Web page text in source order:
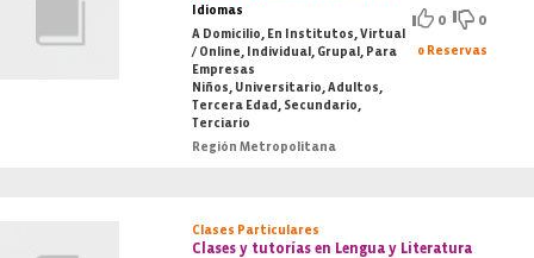
Idiomas
A Domicilio, En Institutos, Virtual
/ Online, Individual, Grupal, Para
Empresas
Niños, Universitario, Adultos,
Tercera Edad, Secundario,
Terciario
Región Metropolitana
0 0
0 Reservas
Clases Particulares
Clases y tutorías en Lengua y Literatura